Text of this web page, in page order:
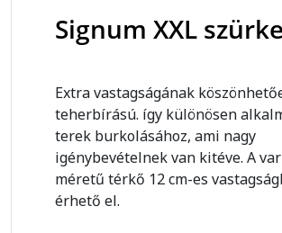
Signum XXL szürke
Extra vastagságának
teherbírású. így különösen
terek burkolásához, ami nagy
igénybevételnek van kitéve. A
méretű térkő 12 cm-es
érhető el.